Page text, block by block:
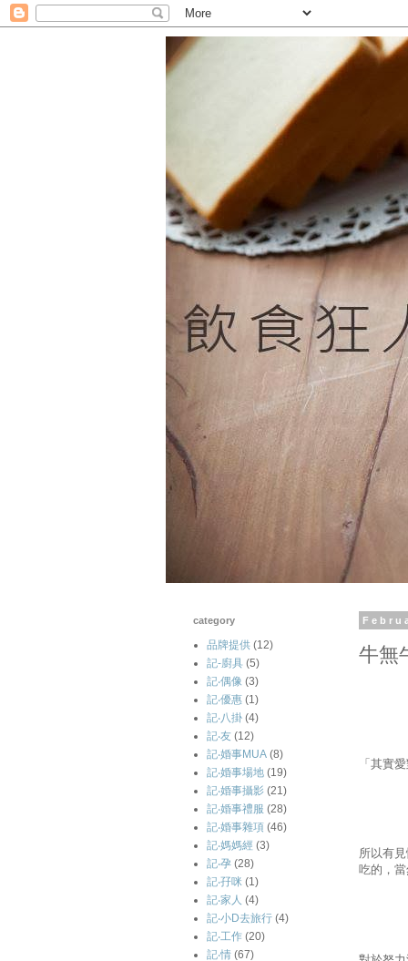
牛無
「其實
所以有
吃的，
category
品牌提供 (12)
記-廚具 (5)
記‧偶像 (3)
記‧優惠 (1)
記‧八掛 (4)
記‧友 (12)
記‧婚事MUA (8)
記‧婚事場地 (19)
記‧婚事攝影 (21)
記‧婚事禮服 (28)
記‧婚事雜項 (46)
記‧媽媽經 (3)
記‧孕 (28)
記‧孖咪 (1)
記‧家人 (4)
記‧小D去旅行 (4)
記‧工作 (20)
記‧情 (67)